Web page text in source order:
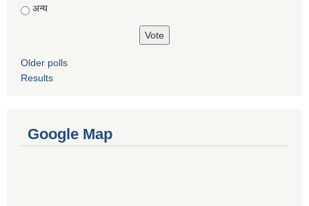
अन्य
Older polls
Results
Google Map